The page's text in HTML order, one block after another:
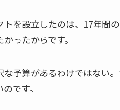
トを設立したのは、17年間
ったからです。
な予算があるわけではない
です。